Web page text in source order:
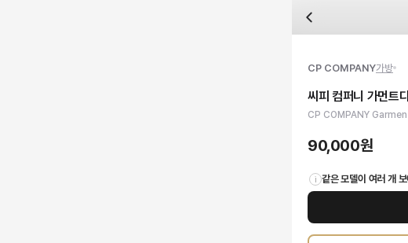
전문 스태프가 실물 상품을 직접 확인한 후 검수 사진을 제공합니다. 가죽 재질, 로고 각인, 스
수령 후 7일 이내 신청하시면 상품 하자, 사이즈 불일치, 고객 변심 모두 교환·반품이 가능합니
네, 쿠폰과 적립금을 결제 시 함께 사용하실 수 있습니다. 적립금은 1,000원 이상부터 사용 가능
CP COMPANY의 시그니처 가먼트다잉 기법으로 탄생한 나일론 크로스바디 팩은 평범함을 거
을 DUELLO에서 만나보세요.
CP COMPANY가방
씨피 컴퍼니 가먼트
CP COMPANY
90,000원
i 같은 모델이 여러 개